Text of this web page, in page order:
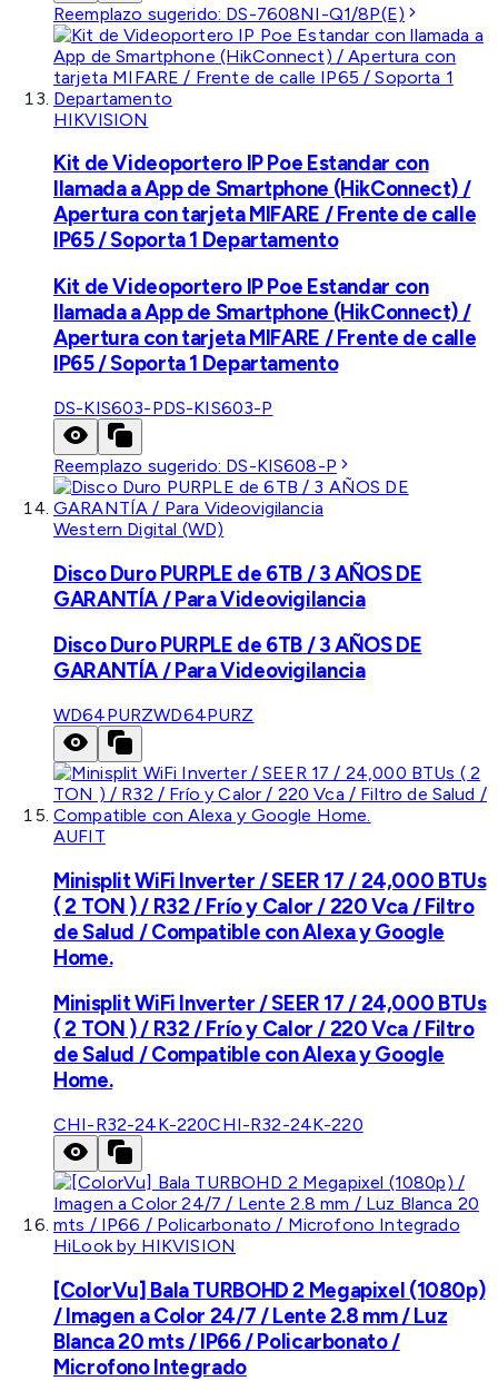
Reemplazo sugerido: DS-7608NI-Q1/8P(E)
HIKVISION
Kit de Videoportero IP Poe Estandar con
llamada a App de Smartphone (HikConnect) /
Apertura con tarjeta MIFARE / Frente de calle
IP65 / Soporta 1 Departamento
Kit de Videoportero IP Poe Estandar con
llamada a App de Smartphone (HikConnect) /
Apertura con tarjeta MIFARE / Frente de calle
IP65 / Soporta 1 Departamento
DS-KIS603-PDS-KIS603-P
Reemplazo sugerido: DS-KIS608-P
Western Digital (WD)
Disco Duro PURPLE de 6TB / 3 AÑOS DE
GARANTÍA / Para Videovigilancia
Disco Duro PURPLE de 6TB / 3 AÑOS DE
GARANTÍA / Para Videovigilancia
WD64PURZWD64PURZ
AUFIT
Minisplit WiFi Inverter / SEER 17 / 24,000 BTUs
( 2 TON ) / R32 / Frío y Calor / 220 Vca / Filtro
de Salud / Compatible con Alexa y Google
Home.
Minisplit WiFi Inverter / SEER 17 / 24,000 BTUs
( 2 TON ) / R32 / Frío y Calor / 220 Vca / Filtro
de Salud / Compatible con Alexa y Google
Home.
CHI-R32-24K-220CHI-R32-24K-220
HiLook by HIKVISION
[ColorVu] Bala TURBOHD 2 Megapixel (1080p)
/ Imagen a Color 24/7 / Lente 2.8 mm / Luz
Blanca 20 mts / IP66 / Policarbonato /
Microfono Integrado